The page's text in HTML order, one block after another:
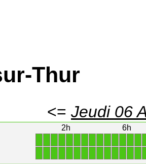
Thur
<= Jeudi 06
2h
6h